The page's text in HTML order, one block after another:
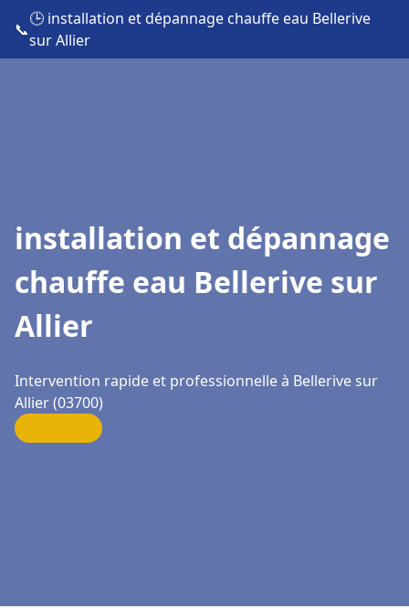
📞
🕒 installation et dépannage chauffe eau Bellerive
sur Allier
installation et dépannage
chauffe eau Bellerive sur
Allier
Intervention rapide et professionnelle à Bellerive sur
Allier (03700)